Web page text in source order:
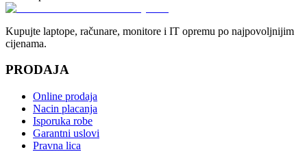
Kupujte laptope, računare, monitore i IT opremu po najpovoljnijim
cijenama.
PRODAJA
Online prodaja
Nacin placanja
Isporuka robe
Garantni uslovi
Pravna lica